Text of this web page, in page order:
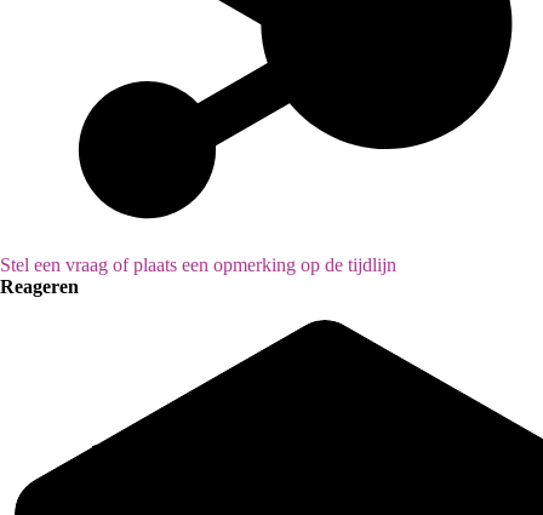
Stel een vraag of plaats een opmerking op de tijdlijn
Reageren